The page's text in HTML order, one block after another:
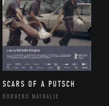
SCARS OF A PUTSCH
BORGERS NATHALIE